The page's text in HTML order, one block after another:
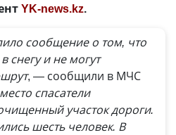
YK-news.kz.
сообщение о том, что
снегу и не могут
, — сообщили в МЧС
спасатели
участок дороги.
шесть человек. В